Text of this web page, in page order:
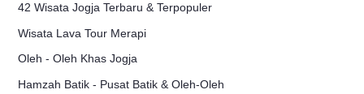
42 Wisata Jogja Terbaru & Terpopuler
Wisata Lava Tour Merapi
Oleh - Oleh Khas Jogja
Hamzah Batik - Pusat Batik & Oleh-Oleh